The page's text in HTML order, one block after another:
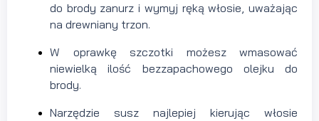
do brody zanurz i wymyj ręką włosie, uważając
na drewniany trzon.
W oprawkę szczotki możesz wmasować
niewielką ilość bezzapachowego olejku do
brody.
Narzędzie susz najlepiej kierując włosie